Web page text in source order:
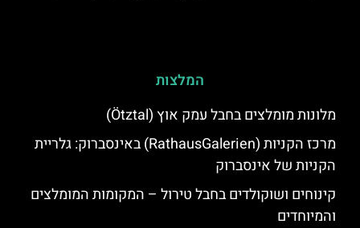
המלצות
מלונות מומלצים בחבל עמק אוץ (Ötztal)
מרכז הקניות (RathausGalerien) באינסברוק: גלריית
הקניות של אינסברוק
קינוחים ושוקולדים בחבל טירול – המקומות המומלצים
והמיוחדים